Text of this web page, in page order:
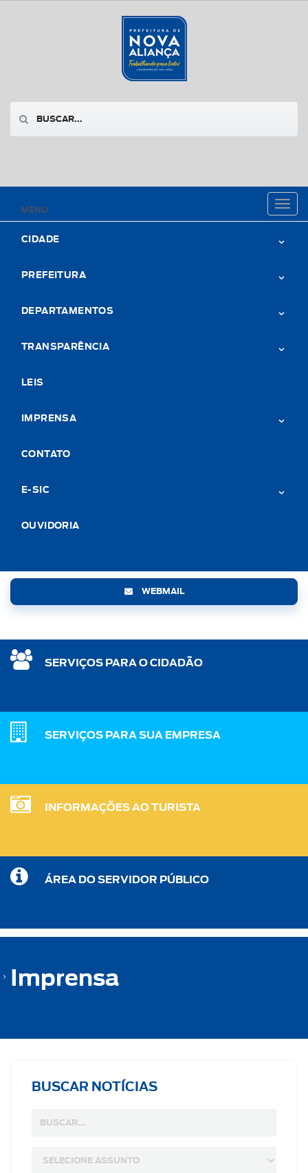
MENU
Toggle
CIDADE
PREFEITURA
DEPARTAMENTOS
TRANSPARÊNCIA
LEIS
IMPRENSA
CONTATO
E-SIC
OUVIDORIA
WEBMAIL
SERVIÇOS PARA O CIDADÃO
SERVIÇOS PARA SUA EMPRESA
INFORMAÇÕES AO TURISTA
ÁREA DO SERVIDOR PÚBLICO
Imprensa
BUSCAR NOTÍCIAS